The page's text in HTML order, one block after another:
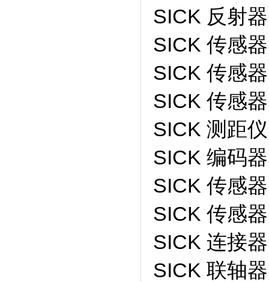
SICK 反射
SICK 传感
SICK 传感
SICK 传感
SICK 测距
SICK 编码
SICK 传感
SICK 传感
SICK 连接
SICK 联轴